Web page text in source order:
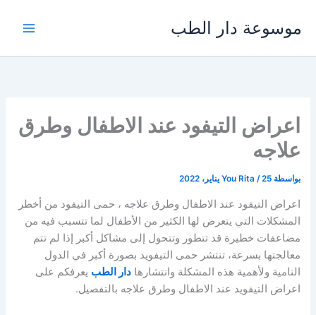
المحتوى
موسوعة دار الطب
اعراض التيفود عند الاطفال وطرق
علاجه
بواسطة You Rita /25 يناير، 2022
اعراض التيفود عند الاطفال وطرق علاجه ، حمى التيفود من أخطر
المشكلات التي يتعرض لها الكثير من الأطفال لما تتسبب فيه من
مضاعفات خطيرة قد تتطور وتتحول إلى مشاكل أكبر إذا لم تتم
معالجتها بسرعة، تنتشر حمى التيفويد بصورة أكبر في الدول
النامية ولأهمية هذه المشكلة وانتشارهادار الطب يعرفكم على
اعراض التيفويد عند الاطفال وطرق علاجه بالتفصيل.